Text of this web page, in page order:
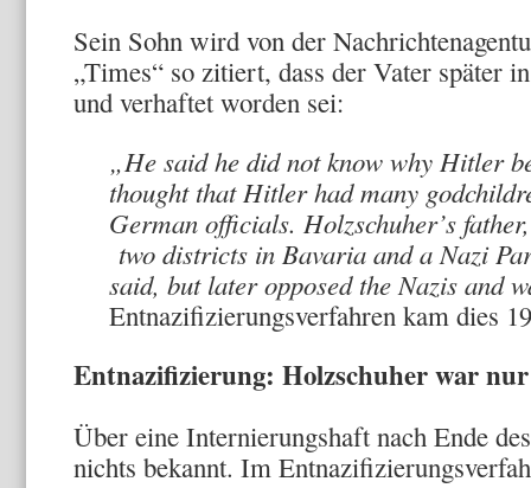
Sein Sohn wird von der
„Times“ so zitiert, dass der Vater später
und verhaftet worden sei:
„He said he did not know why Hitler
thought that Hitler had many
German officials. Holzschuher’s
two districts in Bavaria and a Nazi
said, but later opposed the Nazis and
Entnazifizierungsverfahren kam dies
Entnazifizierung: Holzschuher war
Über eine Internierungshaft nach Ende
nichts bekannt. Im